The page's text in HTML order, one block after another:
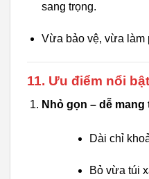
sang trọng.
Vừa bảo vệ, vừa làm
11. Ưu điểm nổi
Nhỏ gọn – dễ mang
Dài chỉ
Bỏ vừa túi